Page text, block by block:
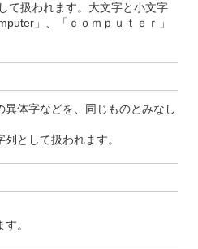
て扱われます。大文字と小文字
」、「ｃｏｍｐｕｔｅｒ」
異体字などを、同じものとみなし
として扱われます。
。